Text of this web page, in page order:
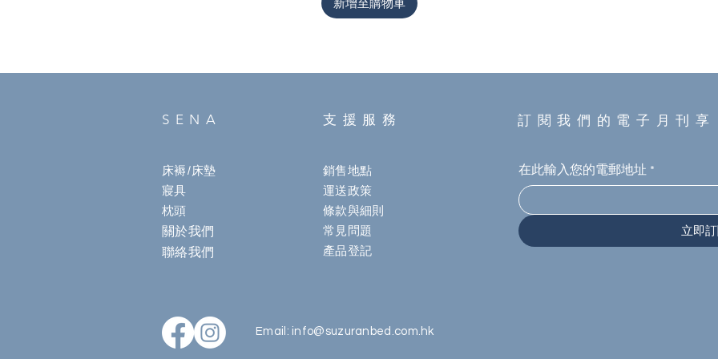
SENA 支援服務
床褥/床墊
寢具
枕頭
關於我們
聯絡我們
銷售地點
運送政策
條款與細則
常見問題
產品登記
訂閱我們的電子月刊享
在此輸入您的電郵地址 *
立即
Email: info@suzuranbed.com.hk